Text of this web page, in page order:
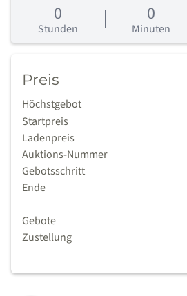
0
Stunden
0
Minuten
Preis
Höchstgebot
Startpreis
Ladenpreis
Auktions-Nummer
Gebotsschritt
Ende
Gebote
Zustellung